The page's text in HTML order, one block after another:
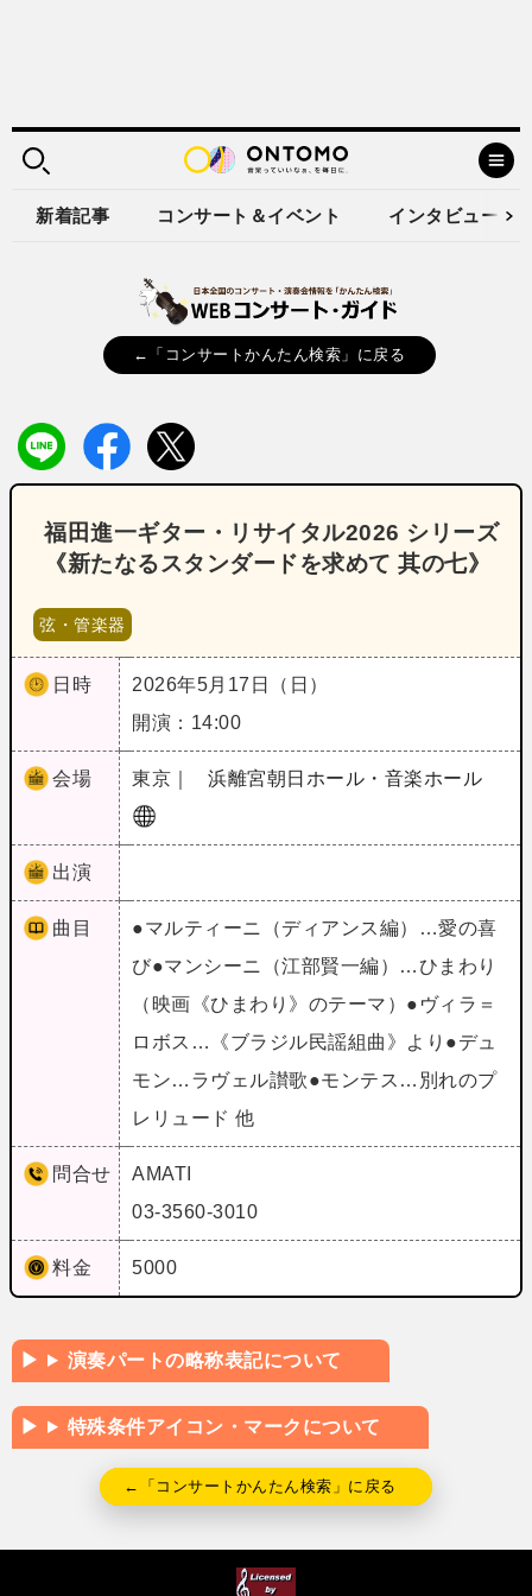
新着記事 コンサート＆イベント インタビュー
←「コンサートかんたん検索」に戻る
福田進一ギター・リサイタル2026 シリーズ
《新たなるスタンダードを求めて 其の七》
弦・管楽器
日時
2026年5月17日（日）
開演：14:00
会場 東京｜ 浜離宮朝日ホール・音楽ホール
出演
曲目
●マルティーニ（ディアンス編）…愛の喜
び●マンシーニ（江部賢一編）…ひまわり
（映画《ひまわり》のテーマ）●ヴィラ＝
ロボス…《ブラジル民謡組曲》より●デュ
モン…ラヴェル讃歌●モンテス…別れのプ
レリュード 他
問合せ
AMATI
03-3560-3010
料金 5000
演奏パートの略称表記について
特殊条件アイコン・マークについて
←「コンサートかんたん検索」に戻る